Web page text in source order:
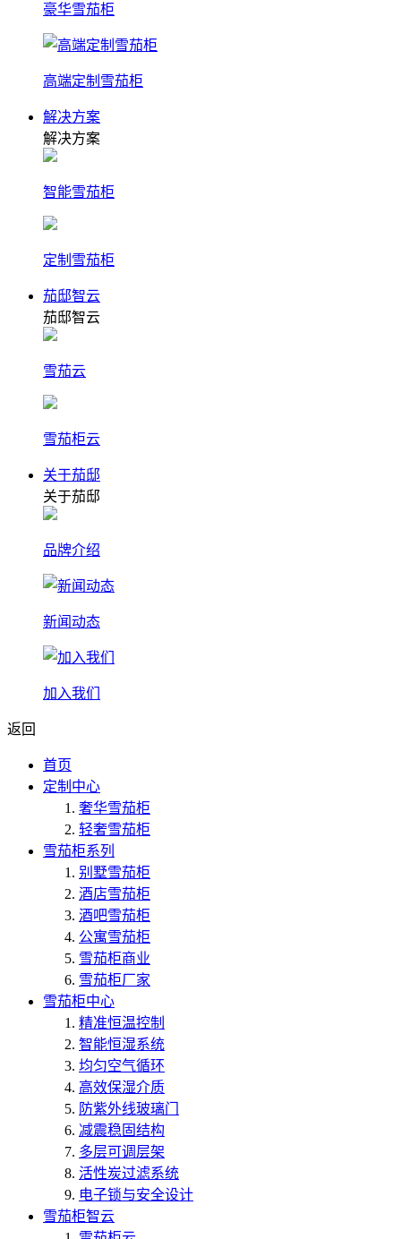
豪华雪茄柜
高端定制雪茄柜
解决方案
解决方案
智能雪茄柜
定制雪茄柜
茄邸智云
茄邸智云
雪茄云
雪茄柜云
关于茄邸
关于茄邸
品牌介绍
新闻动态
加入我们
返回
首页
定制中心
奢华雪茄柜
轻奢雪茄柜
雪茄柜系列
别墅雪茄柜
酒店雪茄柜
酒吧雪茄柜
公寓雪茄柜
雪茄柜商业
雪茄柜厂家
雪茄柜中心
精准恒温控制
智能恒湿系统
均匀空气循环
高效保湿介质
防紫外线玻璃门
减震稳固结构
多层可调层架
活性炭过滤系统
电子锁与安全设计
雪茄柜智云